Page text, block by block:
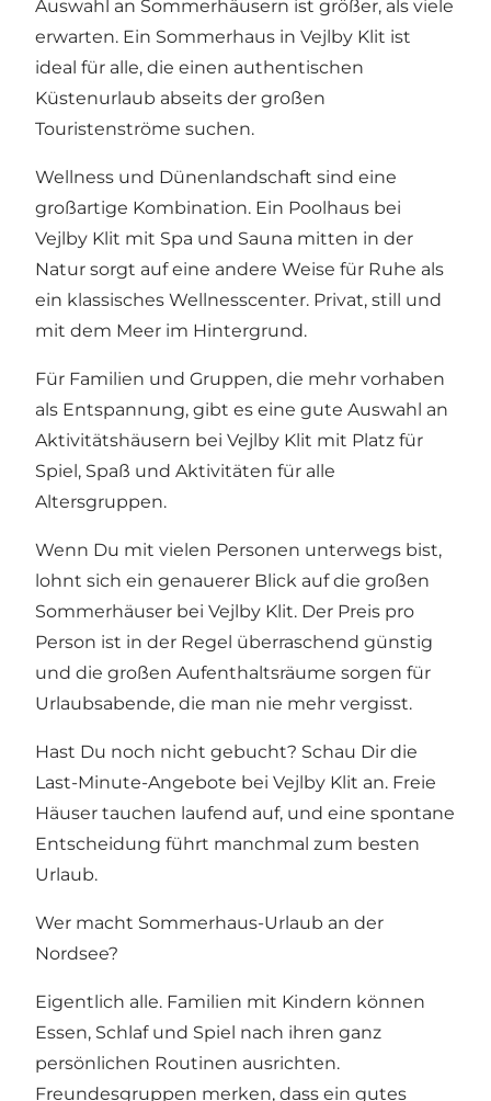
Auswahl an Sommerhäusern ist größer, als viele
erwarten. Ein Sommerhaus in Vejlby Klit ist
ideal für alle, die einen authentischen
Küstenurlaub abseits der großen
Touristenströme suchen.
Wellness und Dünenlandschaft sind eine
großartige Kombination. Ein Poolhaus bei
Vejlby Klit mit Spa und Sauna mitten in der
Natur sorgt auf eine andere Weise für Ruhe als
ein klassisches Wellnesscenter. Privat, still und
mit dem Meer im Hintergrund.
Für Familien und Gruppen, die mehr vorhaben
als Entspannung, gibt es eine gute Auswahl an
Aktivitätshäusern bei Vejlby Klit mit Platz für
Spiel, Spaß und Aktivitäten für alle
Altersgruppen.
Wenn Du mit vielen Personen unterwegs bist,
lohnt sich ein genauerer Blick aufdie großen
Sommerhäuser bei Vejlby Klit. Der Preis pro
Person ist in der Regel überraschend günstig
und die großen Aufenthaltsräume sorgen für
Urlaubsabende, die man nie mehr vergisst.
Hast Du noch nicht gebucht? Schau Dir die
Last-Minute-Angebote bei Vejlby Klit an. Freie
Häuser tauchen laufend auf, und eine spontane
Entscheidung führt manchmal zum besten
Urlaub.
Wer macht Sommerhaus-Urlaub an der
Nordsee?
Eigentlich alle. Familien mit Kindern können
Essen, Schlaf und Spiel nach ihren ganz
persönlichen Routinen ausrichten.
Freundesgruppen merken, dass ein gutes